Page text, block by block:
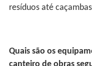
resíduos até
Quais são os